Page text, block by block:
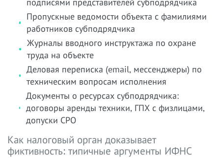
Пропускные ведомости объекта с фамилиями
работников субподрядчика
Журналы вводного инструктажа по охране
труда на объекте
Деловая переписка (email, мессенджеры) по
техническим вопросам исполнения
Документы о ресурсах субподрядчика:
договоры аренды техники, ГПХ с физлицами,
допуски СРО
Как налоговый орган доказывает
фиктивность: типичные аргументы ИФНС